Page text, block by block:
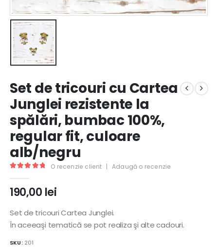
Set de tricouri cu Cartea
Junglei rezistente la
spălări, bumbac 100%,
regular fit, culoare
alb/negru
O recenzie client | Adaugă o recenzie
190,00 lei
Set de tricouri Cartea Junglei.
În aceeaşi tematică se pot realiza şi alte cadouri.
SKU: 201